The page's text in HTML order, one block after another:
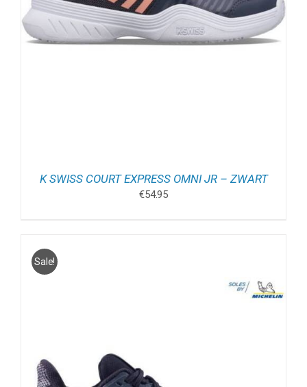
K SWISS COURT EXPRESS OMNI JR – ZWART
€54.95
Sale!